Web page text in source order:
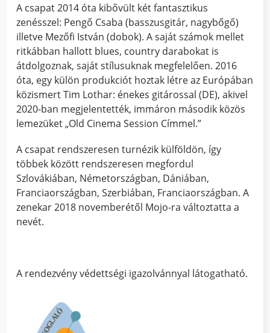
A csapat 2014 óta kibővült két fantasztikus
zenésszel: Pengő Csaba (basszusgitár, nagybőgő)
illetve Mezőfi István (dobok). A saját számok mellet
ritkábban hallott blues, country darabokat is
átdolgoznak, saját stílusuknak megfelelően. 2016
óta, egy külön produkciót hoztak létre az Európában
közismert Tim Lothar: énekes gitárossal (DE), akivel
2020-ban megjelentették, immáron második közös
lemezüket „Old Cinema Session Címmel.”
A csapat rendszeresen turnézik külföldön, így
többek között rendszeresen megfordul
Szlovákiában, Németországban, Dániában,
Franciaországban, Szerbiában, Franciaországban. A
zenekar 2018 novemberétől Mojo-ra változtatta a
nevét.
A rendezvény védettségi igazolvánnyal látogatható.